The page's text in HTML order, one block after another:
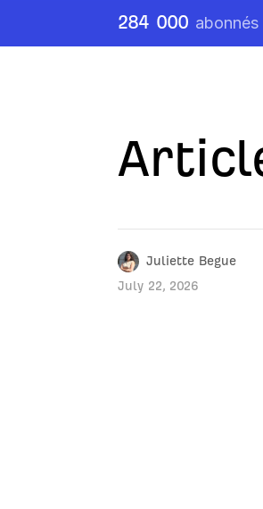
284 000 abonnés
Juliette Begue
July 22, 2026